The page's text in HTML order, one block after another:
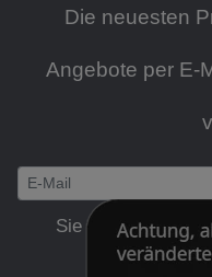
Die neuesten
Angebote per E-
Sie können den